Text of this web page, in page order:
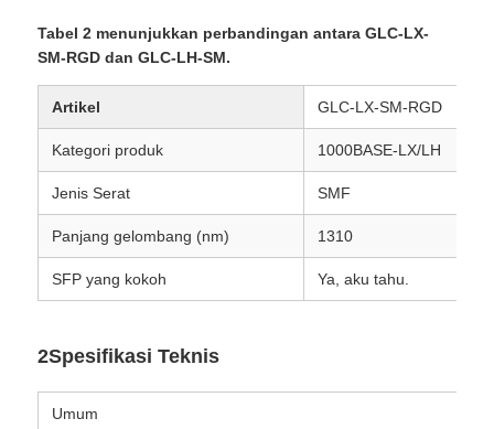
Tabel 2 menunjukkan perbandingan antara GLC-LX-
SM-RGD dan GLC-LH-SM.
Artikel GLC-LX-SM-RGD
Kategori produk 1000BASE-LX/LH
Jenis Serat SMF
Panjang gelombang (nm) 1310
SFP yang kokoh Ya, aku tahu.
2Spesifikasi Teknis
Umum